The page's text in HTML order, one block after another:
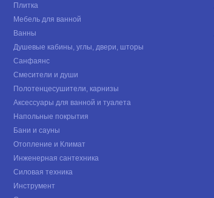
Плитка
Мебель для ванной
Ванны
Душевые кабины, углы, двери, шторы
Санфаянс
Смесители и души
Полотенцесушители, карнизы
Аксессуары для ванной и туалета
Напольные покрытия
Бани и сауны
Отопление и Климат
Инженерная сантехника
Силовая техника
Инструмент